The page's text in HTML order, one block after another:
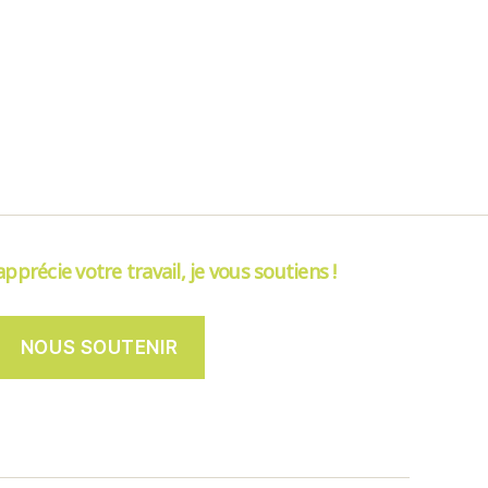
votre travail, je vous soutiens !
NOUS SOUTENIR